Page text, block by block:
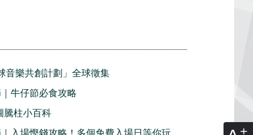
音樂共創計劃」全球徵集
牛仔節必食攻略
騰柱小百科
入場慳錢攻略！多個免費入場日等你玩